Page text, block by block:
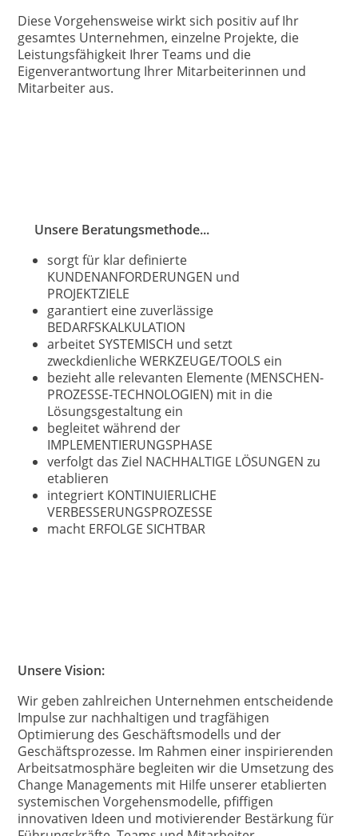
Diese Vorgehensweise wirkt sich positiv auf Ihr
gesamtes Unternehmen, einzelne Projekte, die
Leistungsfähigkeit Ihrer Teams und die
Eigenverantwortung Ihrer Mitarbeiterinnen und
Mitarbeiter aus.
Unsere Beratungsmethode...
sorgt für klar definierte
KUNDENANFORDERUNGEN und
PROJEKTZIELE
garantiert eine zuverlässige
BEDARFSKALKULATION
arbeitet SYSTEMISCH und setzt
zweckdienliche WERKZEUGE/TOOLS ein
bezieht alle relevanten Elemente (MENSCHEN-
PROZESSE-TECHNOLOGIEN) mit in die
Lösungsgestaltung ein
begleitet während der
IMPLEMENTIERUNGSPHASE
verfolgt das Ziel NACHHALTIGE LÖSUNGEN zu
etablieren
integriert KONTINUIERLICHE
VERBESSERUNGSPROZESSE
macht ERFOLGE SICHTBAR
Unsere Vision:
Wir geben zahlreichen Unternehmen entscheidende
Impulse zur nachhaltigen und tragfähigen
Optimierung des Geschäftsmodells und der
Geschäftsprozesse. Im Rahmen einer inspirierenden
Arbeitsatmosphäre begleiten wir die Umsetzung des
Change Managements mit Hilfe unserer etablierten
systemischen Vorgehensmodelle, pfiffigen
innovativen Ideen und motivierender Bestärkung für